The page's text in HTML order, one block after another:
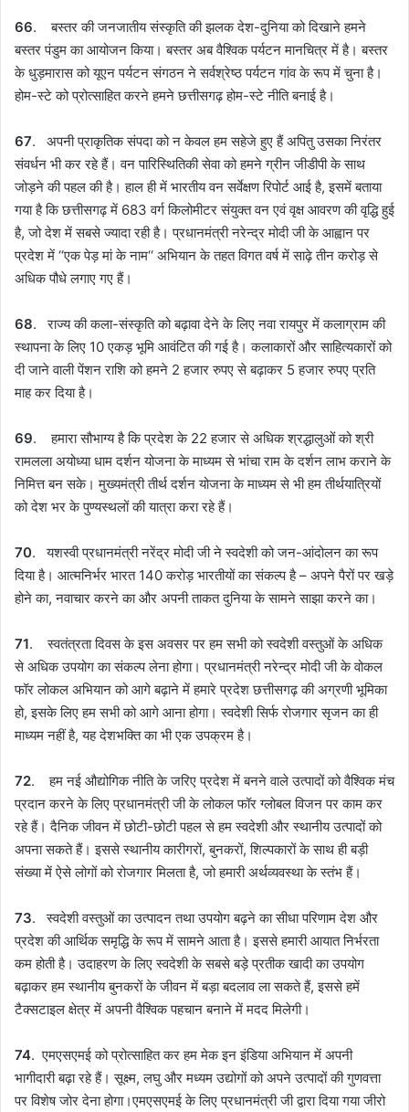
66. बस्तर की जनजातीय संस्कृति की झलक देश-दुनिया को दिखाने हमने
बस्तर पंडुम का आयोजन किया। बस्तर अब वैश्विक पर्यटन मानचित्र में है। बस्तर
के धुड़मारास को यूएन पर्यटन संगठन ने सर्वश्रेष्ठ पर्यटन गांव के रूप में चुना है।
होम-स्टे को प्रोत्साहित करने हमने छत्तीसगढ़ होम-स्टे नीति बनाई है।
67. अपनी प्राकृतिक संपदा को न केवल हम सहेजे हुए हैं अपितु उसका निरंतर
संवर्धन भी कर रहे हैं। वन पारिस्थितिकी सेवा को हमने ग्रीन जीडीपी के साथ
जोड़ने की पहल की है। हाल ही में भारतीय वन सर्वेक्षण रिपोर्ट आई है, इसमें बताया
गया है कि छत्तीसगढ़ में 683 वर्ग किलोमीटर संयुक्त वन एवं वृक्ष आवरण की वृद्धि हुई
है, जो देश में सबसे ज्यादा रही है। प्रधानमंत्री नरेन्द्र मोदी जी के आह्वान पर
प्रदेश में ‘‘एक पेड़ मां के नाम‘‘ अभियान के तहत विगत वर्ष में साढ़े तीन करोड़ से
अधिक पौधे लगाए गए हैं।
68. राज्य की कला-संस्कृति को बढ़ावा देने के लिए नवा रायपुर में कलाग्राम की
स्थापना के लिए 10 एकड़ भूमि आवंटित की गई है। कलाकारों और साहित्यकारों को
दी जाने वाली पेंशन राशि को हमने 2 हजार रुपए से बढ़ाकर 5 हजार रुपए प्रति
माह कर दिया है।
69. हमारा सौभाग्य है कि प्रदेश के 22 हजार से अधिक श्रद्धालुओं को श्री
रामलला अयोध्या धाम दर्शन योजना के माध्यम से भांचा राम के दर्शन लाभ कराने के
निमित्त बन सके। मुख्यमंत्री तीर्थ दर्शन योजना के माध्यम से भी हम तीर्थयात्रियों
को देश भर के पुण्यस्थलों की यात्रा करा रहे हैं।
70. यशस्वी प्रधानमंत्री नरेंद्र मोदी जी ने स्वदेशी को जन-आंदोलन का रूप
दिया है। आत्मनिर्भर भारत 140 करोड़ भारतीयों का संकल्प है – अपने पैरों पर खड़े
होने का, नवाचार करने का और अपनी ताकत दुनिया के सामने साझा करने का।
71. स्वतंत्रता दिवस के इस अवसर पर हम सभी को स्वदेशी वस्तुओं के अधिक
से अधिक उपयोग का संकल्प लेना होगा। प्रधानमंत्री नरेन्द्र मोदी जी के वोकल
फॉर लोकल अभियान को आगे बढ़ाने में हमारे प्रदेश छत्तीसगढ़ की अग्रणी भूमिका
हो, इसके लिए हम सभी को आगे आना होगा। स्वदेशी सिर्फ रोजगार सृजन का ही
माध्यम नहीं है, यह देशभक्ति का भी एक उपक्रम है।
72. हम नई औद्योगिक नीति के जरिए प्रदेश में बनने वाले उत्पादों को वैश्विक मंच
प्रदान करने के लिए प्रधानमंत्री जी के लोकल फॉर ग्लोबल विजन पर काम कर
रहे हैं। दैनिक जीवन में छोटी-छोटी पहल से हम स्वदेशी और स्थानीय उत्पादों को
अपना सकते हैं। इससे स्थानीय कारीगरों, बुनकरों, शिल्पकारों के साथ ही बड़ी
संख्या में ऐसे लोगों को रोजगार मिलता है, जो हमारी अर्थव्यवस्था के स्तंभ हैं।
73. स्वदेशी वस्तुओं का उत्पादन तथा उपयोग बढ़ने का सीधा परिणाम देश और
प्रदेश की आर्थिक समृद्धि के रूप में सामने आता है। इससे हमारी आयात निर्भरता
कम होती है। उदाहरण के लिए स्वदेशी के सबसे बड़े प्रतीक खादी का उपयोग
बढ़ाकर हम स्थानीय बुनकरों के जीवन में बड़ा बदलाव ला सकते हैं, इससे हमें
टैक्सटाइल क्षेत्र में अपनी वैश्विक पहचान बनाने में मदद मिलेगी।
74. एमएसएमई को प्रोत्साहित कर हम मेक इन इंडिया अभियान में अपनी
भागीदारी बढ़ा रहे हैं। सूक्ष्म, लघु और मध्यम उद्योगों को अपने उत्पादों की गुणवत्ता
पर विशेष जोर देना होगा।एमएसएमई के लिए प्रधानमंत्री जी द्वारा दिया गया जीरो